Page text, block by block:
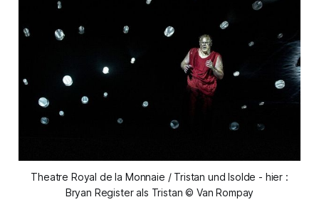
Theatre Royal de la Monnaie / Tristan und Isolde - hier :
Bryan Register als Tristan © Van Rompay